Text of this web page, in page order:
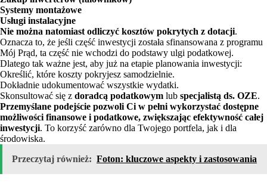
Systemy montażowe
Usługi instalacyjne
Nie można natomiast odliczyć kosztów pokrytych z dotacji.
Oznacza to, że jeśli część inwestycji została sfinansowana z programu
Mój Prąd, ta część nie wchodzi do podstawy ulgi podatkowej.
Dlatego tak ważne jest, aby już na etapie planowania inwestycji:
Określić, które koszty pokryjesz samodzielnie.
Dokładnie udokumentować wszystkie wydatki.
Skonsultować się z doradcą podatkowym lub specjalistą ds. OZE.
Przemyślane podejście pozwoli Ci w pełni wykorzystać dostępne
możliwości finansowe i podatkowe, zwiększając efektywność całej
inwestycji. To korzyść zarówno dla Twojego portfela, jak i dla
środowiska.
Przeczytaj również: Foton: kluczowe aspekty i zastosowania